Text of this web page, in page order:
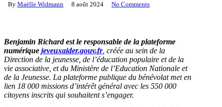
By Maëlle Widmann 8 août 2024 No Comments
Benjamin Richard est le responsable de la plateforme
numérique jeveuxaider.gouv.fr, créée au sein de la
Direction de la jeunesse, de l’éducation populaire et de la
vie associative, et du Ministère de l’Education Nationale et
de la Jeunesse. La plateforme publique du bénévolat met en
lien 18 000 missions d’intérêt général avec les 550 000
citoyens inscrits qui souhaitent s’engager.